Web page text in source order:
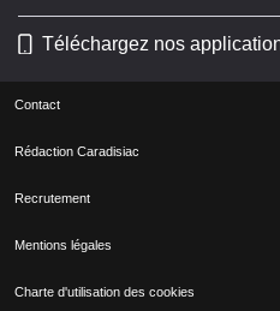
Téléchargez nos
Contact
Rédaction Caradisiac
Recrutement
Mentions légales
Charte d'utilisation des cookies